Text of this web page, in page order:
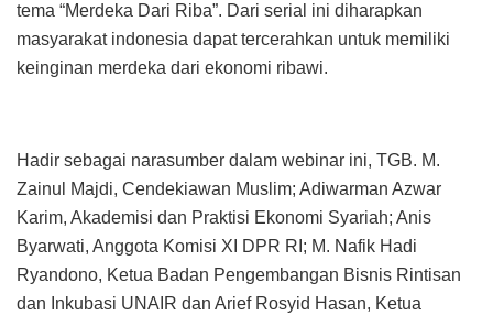
tema “Merdeka Dari Riba”. Dari serial ini diharapkan
masyarakat indonesia dapat tercerahkan untuk memiliki
keinginan merdeka dari ekonomi ribawi.
Hadir sebagai narasumber dalam webinar ini, TGB. M.
Zainul Majdi, Cendekiawan Muslim; Adiwarman Azwar
Karim, Akademisi dan Praktisi Ekonomi Syariah; Anis
Byarwati, Anggota Komisi XI DPR RI; M. Nafik Hadi
Ryandono, Ketua Badan Pengembangan Bisnis Rintisan
dan Inkubasi UNAIR dan Arief Rosyid Hasan, Ketua